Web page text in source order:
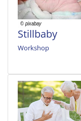
Stillbaby
Workshop